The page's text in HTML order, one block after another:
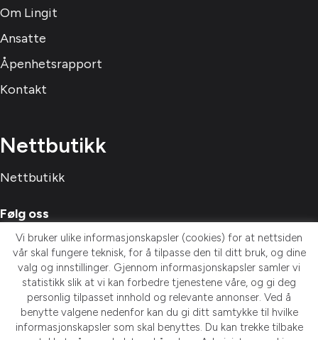
Om Lingit
Ansatte
Åpenhetsrapport
Kontakt
Nettbutikk
Nettbutikk
Følg oss
Meld deg på nyhetsbrev!
Vi bruker ulike informasjonskapsler (cookies) for at nettsiden
vår skal fungere teknisk, for å tilpasse den til ditt bruk, og dine
valg og innstillinger. Gjennom informasjonskapsler samler vi
statistikk slik at vi kan forbedre tjenestene våre, og gi deg
personlig tilpasset innhold og relevante annonser. Ved å
benytte valgene nedenfor kan du gi ditt samtykke til hvilke
informasjonskapsler som skal benyttes. Du kan trekke tilbake